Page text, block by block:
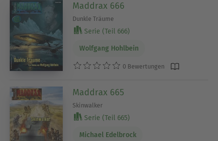
Maddrax 666
Dunkle Träume
Serie (Teil 666)
Wolfgang Hohlbein
0 Bewertungen
Maddrax 665
Skinwalker
Serie (Teil 665)
Michael Edelbrock